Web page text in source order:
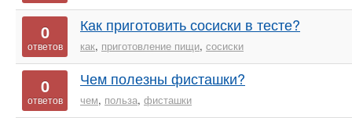
0
ответов
Как приготовить сосиски в тесте?
как, приготовление пищи, сосиски
0
ответов
Чем полезны фисташки?
чем, польза, фисташки